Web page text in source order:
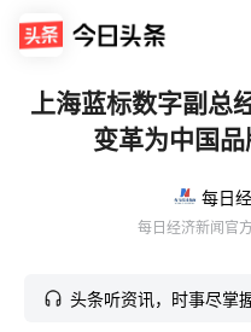
上海蓝标数字副总
变革为中国
每日
每日经济新闻官
头条听资讯，时事尽掌